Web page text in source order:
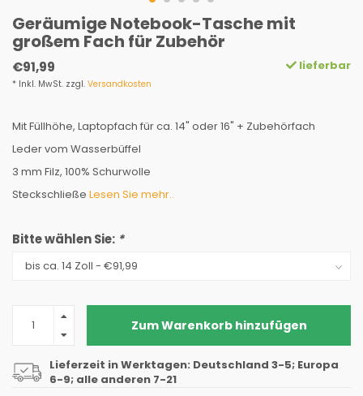
Geräumige Notebook-Tasche mit
großem Fach für Zubehör
€91,99
* Inkl. MwSt. zzgl. Versandkosten
lieferbar
Mit Füllhöhe, Laptopfach für ca. 14" oder 16" + Zubehörfach
Leder vom Wasserbüffel
3 mm Filz, 100% Schurwolle
Steckschließe Lesen Sie mehr..
Bitte wählen Sie: *
Zum Warenkorb hinzufügen
Lieferzeit in Werktagen: Deutschland 3-5; Europa
6-9; alle anderen 7-21